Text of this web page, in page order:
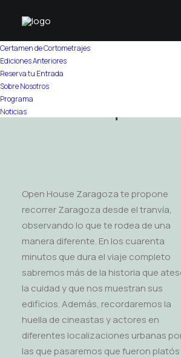
Certamen de Cortometrajes
Ediciones Anteriores
Reserva tu Entrada
Sobre Nosotros
Programa
Noticias
Home Programa
Tranvi-Arq-Movie
Open House Zaragoza te propone
recorrer Zaragoza desde el tranvía,
observando lo que te rodea de una
manera diferente. En los cuarenta
minutos que dura el viaje completo
sabremos más de la historia que
la cuidad y que nos muestran sus
edificios. Además, recordaremos la
huella de cineastas y actores en
diferentes localizaciones urbanas
las que pasaremos que fueron platós